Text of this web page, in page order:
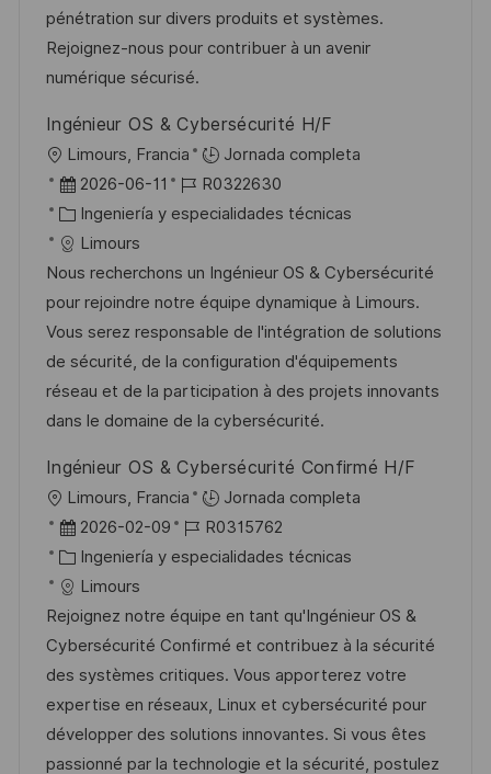
n p
u
b
i
c
a
c
ó
n
l
e
o
r
í
a
pénétration sur divers produits et systèmes.
Rejoignez-nous pour contribuer à un avenir
numérique sécurisé.
Ingénieur OS & Cybersécurité H/F
U
b
c
a
c
i
ó
n
Limours, Francia
Jornada completa
F
e
c
h
a
d
e
p
u
l
i
c
a
c
i
ó
n
2026-06-11
I
D
e
e
m
p
l
e
R0322630
C
a
t
e
g
o
r
í
Ingeniería y especialidades técnicas
Limours
Nous recherchons un Ingénieur OS & Cybersécurité
pour rejoindre notre équipe dynamique à Limours.
Vous serez responsable de l'intégration de solutions
de sécurité, de la configuration d'équipements
réseau et de la participation à des projets innovants
dans le domaine de la cybersécurité.
Ingénieur OS & Cybersécurité Confirmé H/F
U
b
c
a
c
i
ó
n
Limours, Francia
Jornada completa
F
e
c
h
a
d
e
p
u
2026-02-09
I
D
e
e
m
p
l
e
R0315762
C
a
t
e
g
o
r
í
Ingeniería y especialidades técnicas
Limours
Rejoignez notre équipe en tant qu'Ingénieur OS &
Cybersécurité Confirmé et contribuez à la sécurité
des systèmes critiques. Vous apporterez votre
expertise en réseaux, Linux et cybersécurité pour
développer des solutions innovantes. Si vous êtes
passionné par la technologie et la sécurité, postulez